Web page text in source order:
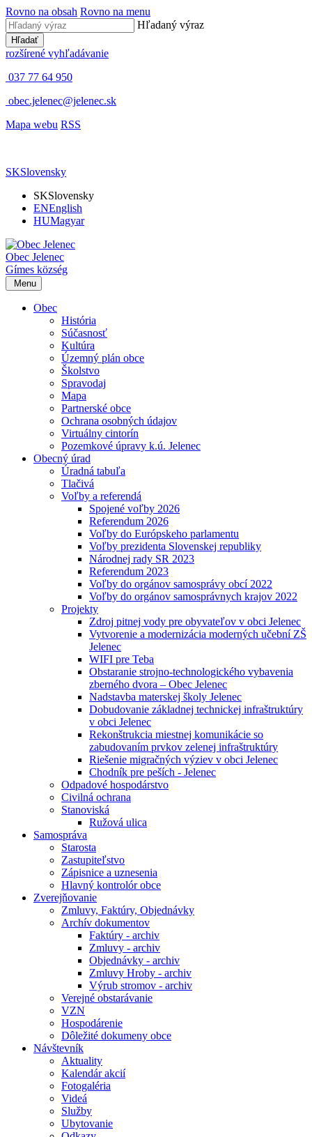
Rovno na obsah Rovno na menu
Hľadaný výraz
Hľadať
rozšírené vyhľadávanie
037 77 64 950
obec.jelenec@jelenec.sk
Mapa webu RSS
SKSlovensky
SKSlovensky
ENEnglish
HUMagyar
Obec Jelenec
Gímes község
Menu
Obec
História
Súčasnosť
Kultúra
Územný plán obce
Školstvo
Spravodaj
Mapa
Partnerské obce
Ochrana osobných údajov
Virtuálny cintorín
Pozemkové úpravy k.ú. Jelenec
Obecný úrad
Úradná tabuľa
Tlačivá
Voľby a referendá
Spojené voľby 2026
Referendum 2026
Voľby do Európskeho parlamentu
Voľby prezidenta Slovenskej republiky
Národnej rady SR 2023
Referendum 2023
Voľby do orgánov samosprávy obcí 2022
Voľby do orgánov samosprávnych krajov 2022
Projekty
Zdroj pitnej vody pre obyvateľov v obci Jelenec
Vytvorenie a modernizácia moderných učební ZŠ
Jelenec
WIFI pre Teba
Obstaranie strojno-technologického vybavenia
zberného dvora – Obec Jelenec
Nadstavba materskej školy Jelenec
Dobudovanie základnej technickej infraštruktúry
v obci Jelenec
Rekonštrukcia miestnej komunikácie so
zabudovaním prvkov zelenej infraštruktúry
Riešenie migračných výziev v obci Jelenec
Chodník pre peších - Jelenec
Odpadové hospodárstvo
Civilná ochrana
Stanoviská
Ružová ulica
Samospráva
Starosta
Zastupiteľstvo
Zápisnice a uznesenia
Hlavný kontrolór obce
Zverejňovanie
Zmluvy, Faktúry, Objednávky
Archív dokumentov
Faktúry - archiv
Zmluvy - archiv
Objednávky - archiv
Zmluvy Hroby - archiv
Výrub stromov - archiv
Verejné obstarávanie
VZN
Hospodárenie
Dôležité dokumeny obce
Návštevník
Aktuality
Kalendár akcií
Fotogaléria
Videá
Služby
Ubytovanie